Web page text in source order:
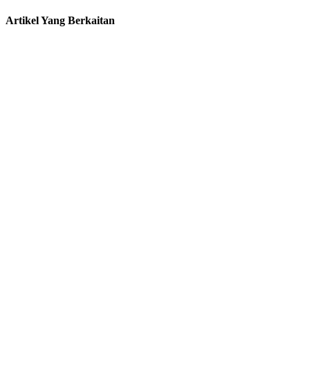
Artikel Yang Berkaitan